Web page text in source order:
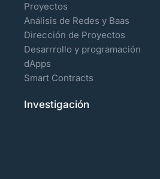
Proyectos
Análisis de Redes y Baas
Dirección de Proyectos
Desarrrollo y programación
dApps
Smart Contracts
Investigación